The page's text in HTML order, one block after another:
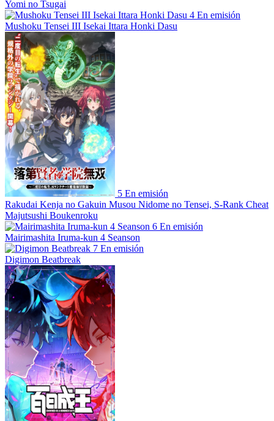
Yomi no Tsugai
4 En emisión
Mushoku Tensei III Isekai Ittara Honki Dasu
5 En emisión
Rakudai Kenja no Gakuin Musou Nidome no Tensei, S-Rank Cheat
Majutsushi Boukenroku
6 En emisión
Mairimashita Iruma-kun 4 Seanson
7 En emisión
Digimon Beatbreak